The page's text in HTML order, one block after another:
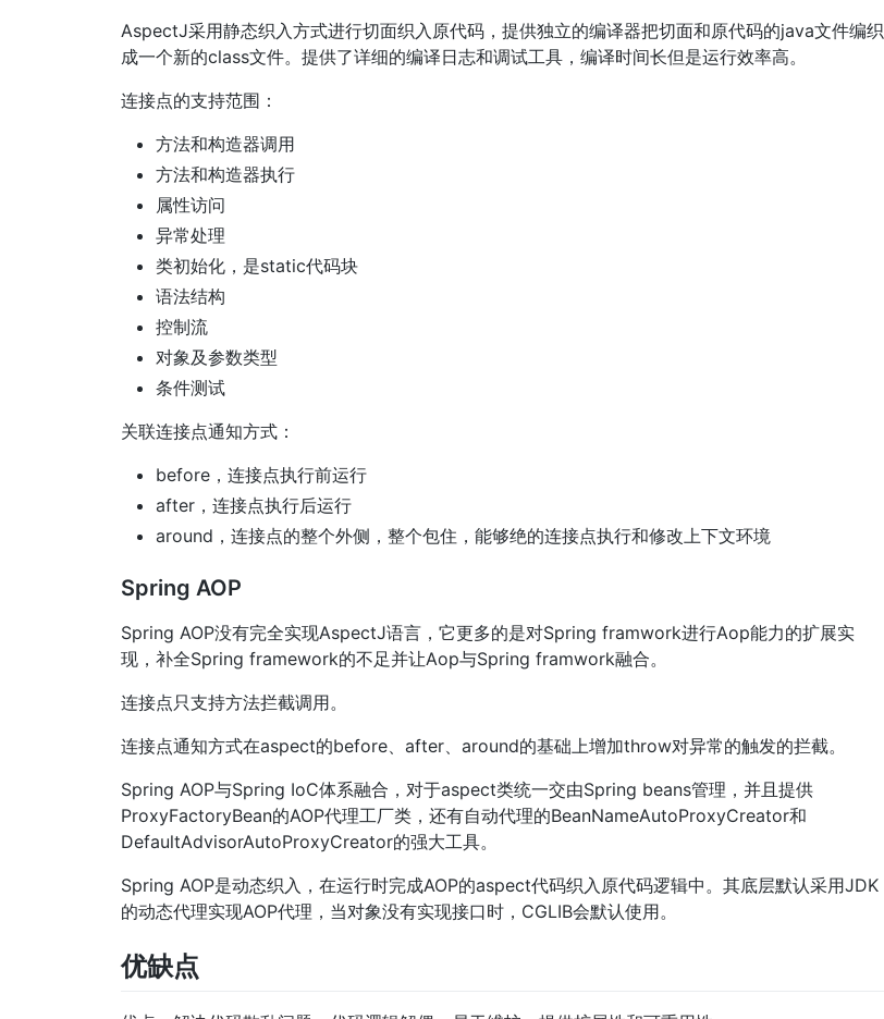
AspectJ采用静态织入方式进行切面织入原代码，提供独立的编译器把切面和原代码的java文件编织
成一个新的class文件。提供了详细的编译日志和调试工具，编译时间长但是运行效率高。
连接点的支持范围：
方法和构造器调用
方法和构造器执行
属性访问
异常处理
类初始化，是static代码块
语法结构
控制流
对象及参数类型
条件测试
关联连接点通知方式：
before，连接点执行前运行
after，连接点执行后运行
around，连接点的整个外侧，整个包住，能够绝的连接点执行和修改上下文环境
Spring AOP
Spring AOP没有完全实现AspectJ语言，它更多的是对Spring framwork进行Aop能力的扩展实
现，补全Spring framework的不足并让Aop与Spring framwork融合。
连接点只支持方法拦截调用。
连接点通知方式在aspect的before、after、around的基础上增加throw对异常的触发的拦截。
Spring AOP与Spring IoC体系融合，对于aspect类统一交由Spring beans管理，并且提供
ProxyFactoryBean的AOP代理工厂类，还有自动代理的BeanNameAutoProxyCreator和
DefaultAdvisorAutoProxyCreator的强大工具。
Spring AOP是动态织入，在运行时完成AOP的aspect代码织入原代码逻辑中。其底层默认采用JDK
的动态代理实现AOP代理，当对象没有实现接口时，CGLIB会默认使用。
优缺点